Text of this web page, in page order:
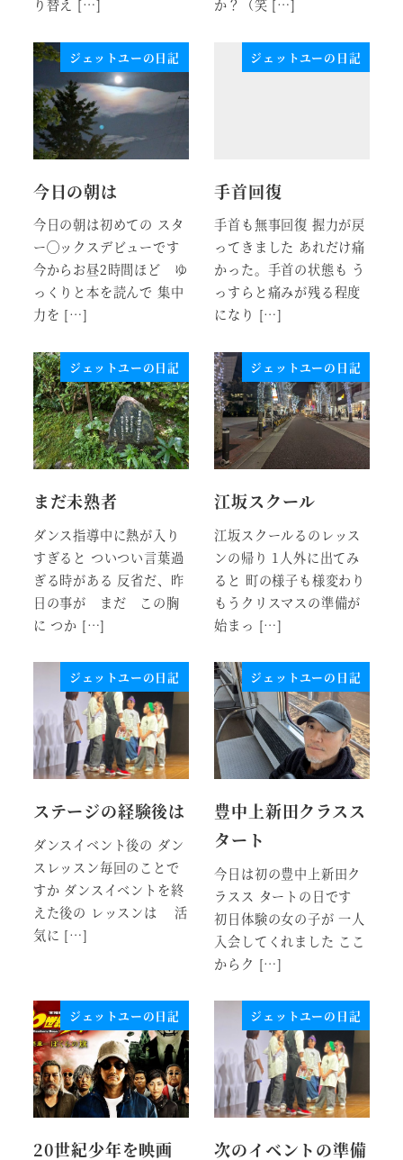
り替え […] か？（笑 […]
ジェットユーの日記
今日の朝は
今日の朝は初めての スタ
ー◯ックスデビューです
今からお昼2時間ほど ゆ
っくりと本を読んで 集中
力を […]
ジェットユーの日記
手首回復
手首も無事回復 握力が戻
ってきました あれだけ痛
かった。手首の状態も う
っすらと痛みが残る程度
になり […]
ジェットユーの日記
まだ未熟者
ダンス指導中に熱が入り
すぎると ついつい言葉過
ぎる時がある 反省だ、昨
日の事が まだ この胸
に つか […]
ジェットユーの日記
江坂スクール
江坂スクールるのレッス
ンの帰り 1人外に出てみ
ると 町の様子も様変わり
もうクリスマスの準備が
始まっ […]
ジェットユーの日記
ステージの経験後は
ダンスイベント後の ダン
スレッスン毎回のことで
すか ダンスイベントを終
えた後の レッスンは 活
気に […]
ジェットユーの日記
豊中上新田クラスス
タート
今日は初の豊中上新田ク
ラスス タートの日です
初日体験の女の子が 一人
入会してくれました ここ
からク […]
ジェットユーの日記
20世紀少年を映画
ジェットユーの日記
次のイベントの準備